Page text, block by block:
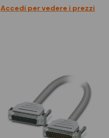
Accedi per vedere i prezzi